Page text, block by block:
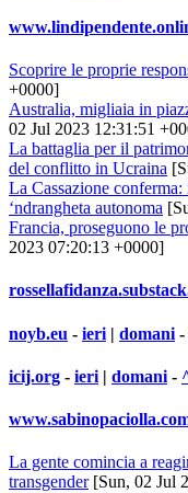
Scoprire le proprie
+0000]
Australia, migliaia in
02 Jul 2023 12:31:51
La battaglia per il
del conflitto in Ucraina
La Cassazione
‘ndrangheta autonoma
Francia, proseguono le
2023 07:20:13 +0000]
noyb.eu - ieri | domani -
icij.org - ieri | domani -
La gente comincia a
transgender[Sun, 02 Jul